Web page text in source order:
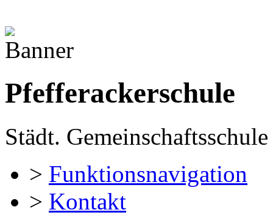
Pfefferackerschule
Städt.
> Funktionsnavigation
> Kontakt